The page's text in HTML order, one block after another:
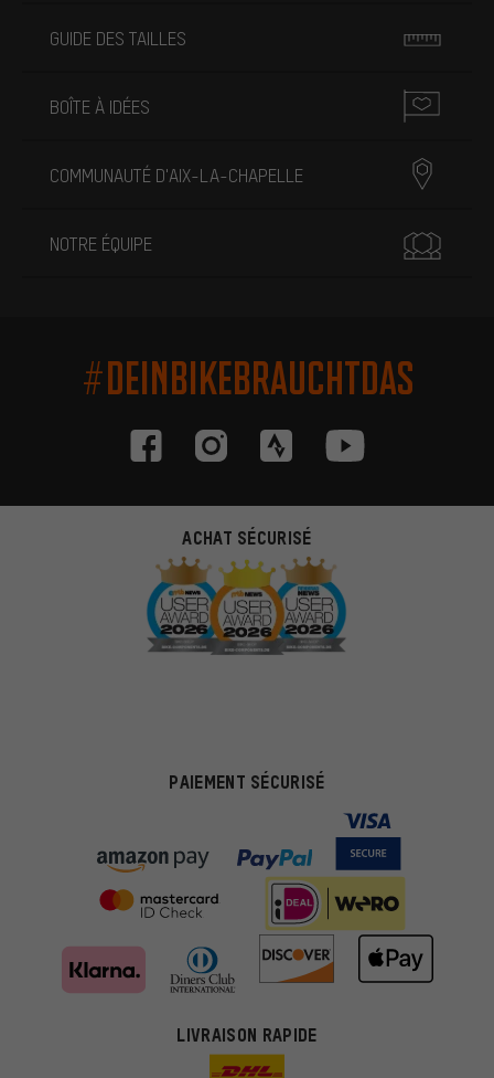
GUIDE DES TAILLES
BOÎTE À IDÉES
COMMUNAUTÉ D'AIX-LA-CHAPELLE
NOTRE ÉQUIPE
#DEINBIKEBRAUCHTDAS
ACHAT SÉCURISÉ
PAIEMENT SÉCURISÉ
LIVRAISON RAPIDE